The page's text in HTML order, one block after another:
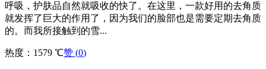
呼吸，护肤品自然就吸收的快了。在这里，一款好用的去角质
就发挥了巨大的作用了，因为我们的脸部也是需要定期去角质
的。而我所接触到的雪...
热度：1579 ℃赞 (0)